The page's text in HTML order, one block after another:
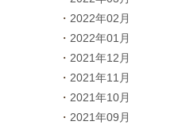
2022年02月
2022年01月
2021年12月
2021年11月
2021年10月
2021年09月